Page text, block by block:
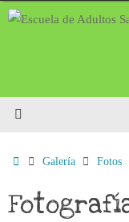
Saltar
InicioGalería Fotos